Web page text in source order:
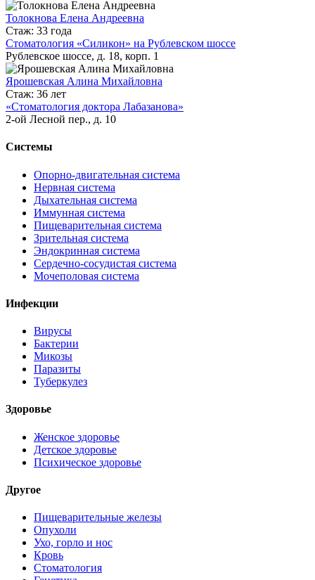
Толокнова Елена Андреевна
Стаж: 33 года
Стоматология «Силикон» на Рублевском шоссе
Рублевское шоссе, д. 18, корп. 1
Ярошевская Алина Михайловна
Стаж: 36 лет
«Стоматология доктора Лабазанова»
2-ой Лесной пер., д. 10
Системы
Опорно-двигательная система
Нервная система
Дыхательная система
Иммунная система
Пищеварительная система
Зрительная система
Эндокринная система
Сердечно-сосудистая система
Мочеполовая система
Инфекции
Вирусы
Бактерии
Микозы
Паразиты
Туберкулез
Здоровье
Женское здоровье
Детское здоровье
Психическое здоровье
Другое
Пищеварительные железы
Опухоли
Ухо, горло и нос
Кровь
Стоматология